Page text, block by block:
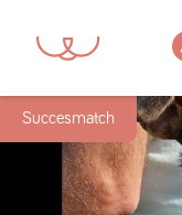
Succesmatch